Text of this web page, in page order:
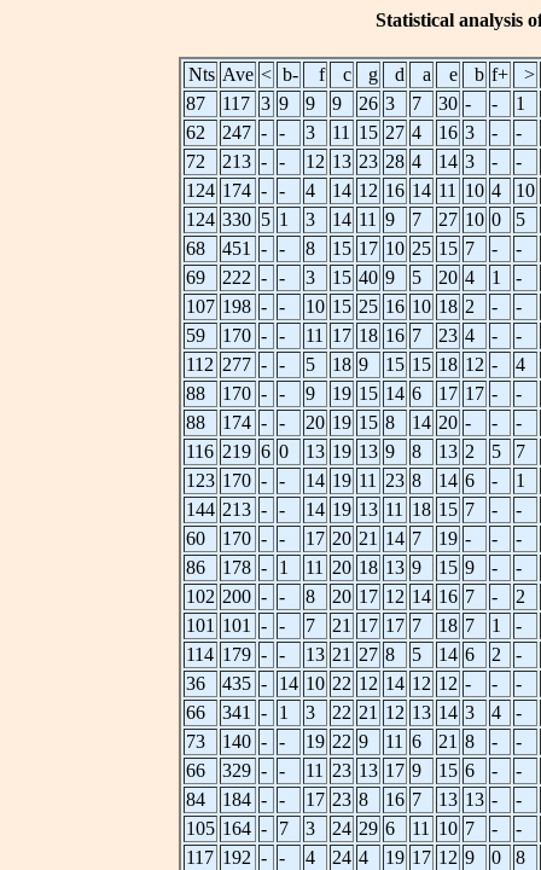
Statistical analysis
Nts Ave < b- f c g d a e b f+
>
87
117 3 9 9 9 26 3 7 30 - -
1
62
247 - - 3 11 15 27 4 16 3 -
-
72
213 - - 12 13 23 28 4 14 3 -
-
124 174 - - 4 14 12 16 14 11 10 4
10
124 330 5 1 3 14 11 9 7 27 10 0
5
68
451 - - 8 15 17 10 25 15 7 -
-
69
222 - - 3 15 40 9 5 20 4 1
-
107 198 - - 10 15 25 16 10 18 2 -
-
59
170 - - 11 17 18 16 7 23 4 -
-
112 277 - - 5 18 9 15 15 18 12 -
4
88
170 - - 9 19 15 14 6 17 17 -
-
88
174 - - 20 19 15 8 14 20 - -
-
116 219 6 0 13 19 13 9 8 13 2 5
7
123 170 - - 14 19 11 23 8 14 6 -
1
144 213 - - 14 19 13 11 18 15 7 -
-
60
170 - - 17 20 21 14 7 19 - -
-
86
178 - 1 11 20 18 13 9 15 9 -
-
102 200 - - 8 20 17 12 14 16 7 -
2
101 101 - - 7 21 17 17 7 18 7 1
-
114 179 - - 13 21 27 8 5 14 6 2
-
36
435 - 14 10 22 12 14 12 12 - -
-
66
341 - 1 3 22 21 12 13 14 3 4
-
73
140 - - 19 22 9 11 6 21 8 -
-
66
329 - - 11 23 13 17 9 15 6 -
-
84
184 - - 17 23 8 16 7 13 13 -
-
105 164 - 7 3 24 29 6 11 10 7 -
-
117 192 - - 4 24 4 19 17 12 9 0
8